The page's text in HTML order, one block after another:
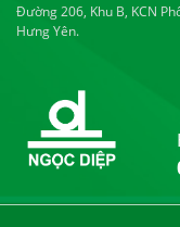
Đường 206, Khu B, KCN
Hưng Yên.